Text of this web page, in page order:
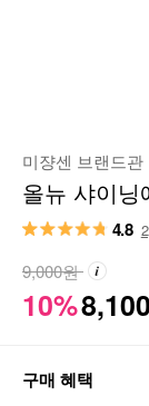
미쟝센 브랜드관
4.8
10%8,100
9,000원
구매 혜택